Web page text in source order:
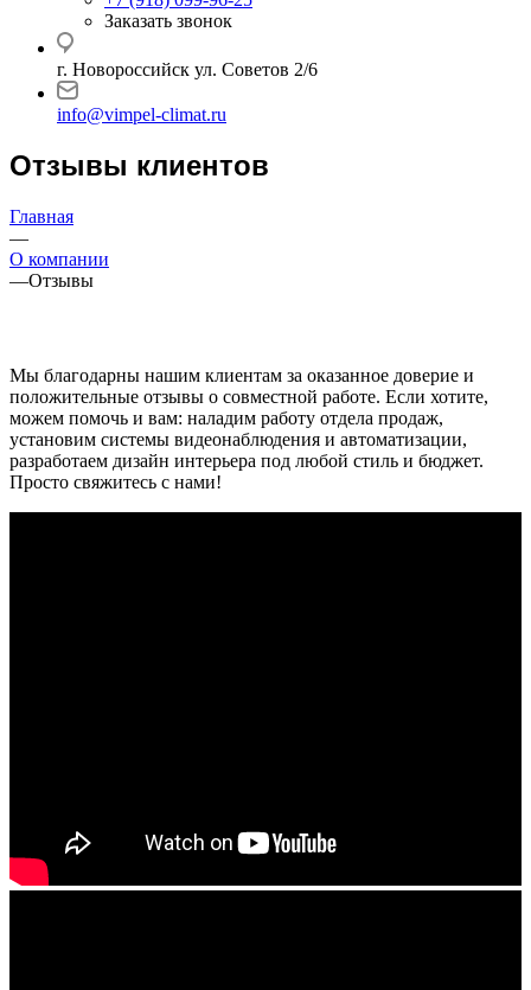
Заказать звонок
г. Новороссийск ул. Советов 2/6
info@vimpel-climat.ru
Отзывы клиентов
Главная
—
О компании
—Отзывы
Мы благодарны нашим клиентам за оказанное доверие и
положительные отзывы о совместной работе. Если хотите,
можем помочь и вам: наладим работу отдела продаж,
установим системы видеонаблюдения и автоматизации,
разработаем дизайн интерьера под любой стиль и бюджет.
Просто свяжитесь с нами!